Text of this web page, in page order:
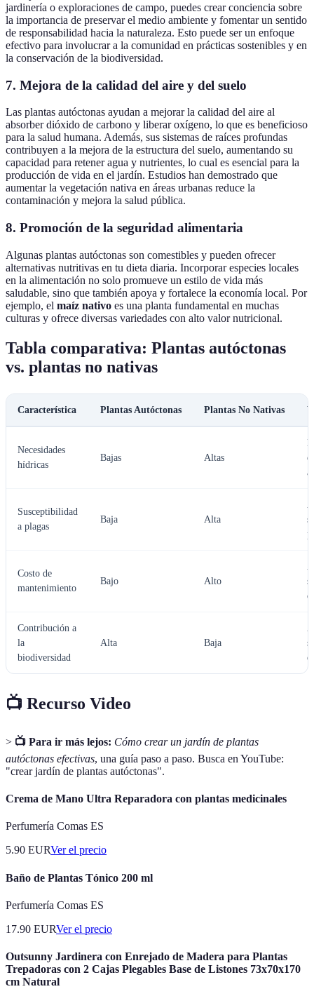
jardinería o exploraciones de campo, puedes crear conciencia sobre
la importancia de preservar el medio ambiente y fomentar un sentido
de responsabilidad hacia la naturaleza. Esto puede ser un enfoque
efectivo para involucrar a la comunidad en prácticas sostenibles y en
la conservación de la biodiversidad.
7. Mejora de la calidad del aire y del suelo
Las plantas autóctonas ayudan a mejorar la calidad del aire al
absorber dióxido de carbono y liberar oxígeno, lo que es beneficioso
para la salud humana. Además, sus sistemas de raíces profundas
contribuyen a la mejora de la estructura del suelo, aumentando su
capacidad para retener agua y nutrientes, lo cual es esencial para la
producción de vida en el jardín. Estudios han demostrado que
aumentar la vegetación nativa en áreas urbanas reduce la
contaminación y mejora la salud pública.
8. Promoción de la seguridad alimentaria
Algunas plantas autóctonas son comestibles y pueden ofrecer
alternativas nutritivas en tu dieta diaria. Incorporar especies locales
en la alimentación no solo promueve un estilo de vida más
saludable, sino que también apoya y fortalece la economía local. Por
ejemplo, el maíz nativo es una planta fundamental en muchas
culturas y ofrece diversas variedades con alto valor nutricional.
Tabla comparativa: Plantas autóctonas
vs. plantas no nativas
Característica Plantas Autóctonas Plantas No Nativas
Necesidades
hídricas
Bajas Altas
Susceptibilidad
a plagas
Baja Alta
Costo de
mantenimiento
Bajo Alto
Contribución a
la
biodiversidad
Alta Baja
📺 Recurso Video
> 📺 Para ir más lejos: Cómo crear un jardín de plantas
autóctonas efectivas, una guía paso a paso. Busca en YouTube:
"crear jardín de plantas autóctonas".
Crema de Mano Ultra Reparadora con plantas medicinales
Perfumería Comas ES
5.90 EURVer el precio
Baño de Plantas Tónico 200 ml
Perfumería Comas ES
17.90 EURVer el precio
Outsunny Jardinera con Enrejado de Madera para Plantas
Trepadoras con 2 Cajas Plegables Base de Listones 73x70x170
cm Natural